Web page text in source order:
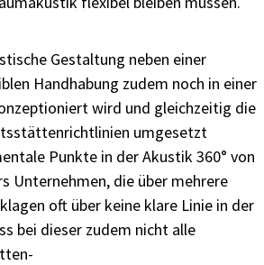
Gestaltung neben einer
Handhabung zudem noch in einer
wird und gleichzeitig die
umgesetzt
Punkte in der Akustik 360° von
Unternehmen, die über mehrere
oft über keine klare Linie in der
bei dieser zudem nicht alle